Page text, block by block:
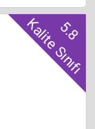
5.8
Kalite Sınıfı